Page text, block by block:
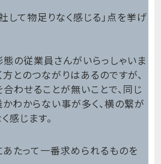
して物足りなく感じる」点を挙げ
の従業員さんがいらっしゃいま
方とのつながりはあるのですが、
わせることが無いことで、同じ
わからない事が多く、横の繋が
感じます。
たって一番求められるものを